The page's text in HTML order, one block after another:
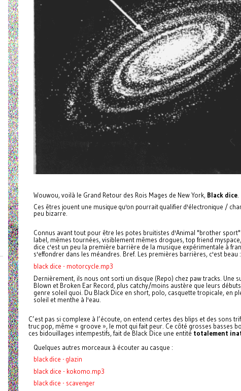
Wouwou, voilà le Grand Retour des Rois Mages de New York, Black dice
Ces êtres jouent une musique qu'on pourrait qualifier d'électronique /
peu bizarre.
Connus avant tout pour être les potes bruitistes d'Animal "brother
label, mêmes tournées, visiblement mêmes drogues, top friend
dice c'est un peu la première barrière de la musique expérimentale à
s'effondrer dans les méandres. Bref. Les premières barrières, c'est beau :
black dice - motorcycle.mp3
Dernièrement, ils nous ont sorti un disque (Repo) chez paw tracks. Une
Blown et Broken Ear Record, plus catchy/moins austère que leurs
genre soleil quoi. Du Black Dice en short, polo, casquette tropicale, en
soleil et menthe à l'eau.
C’est pas si complexe à l’écoute, on entend certes des blips et des sons
truc pop, même « groove », le mot qui fait peur. Ce côté grosses basses
ces bidouillages intempestifs, fait de Black Dice une entité totalement
Quelques autres morceaux à écouter au casque :
black dice - glazin
black dice - kokomo.mp3
black dice - scavenger